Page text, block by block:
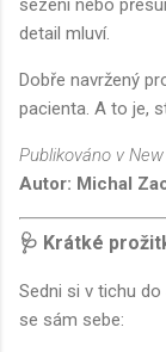
detail mluví.
Dobře navržený
pacienta. A to je,
Publikováno v
Autor: Michal
🩺 Krátké
Sedni si v tichu
se sám sebe: